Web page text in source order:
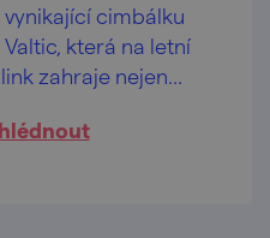
cimbálku
která na letní
zahraje nejen